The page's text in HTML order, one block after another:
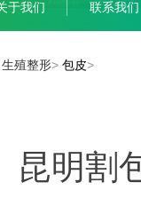
于我们 联系我们
生殖整形> 包皮>
昆明割